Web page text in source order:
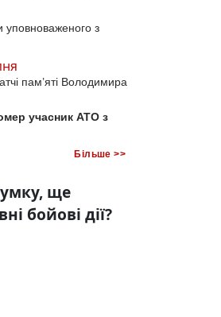
уповноваженого з
пам’яті Володимира
учасник АТО з
Більше >>
ще
бойові дії?